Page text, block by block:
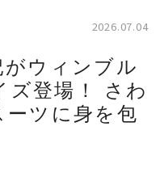
2026.07.04
ウィンブル
ズ登場！ さわ
ツに身を包